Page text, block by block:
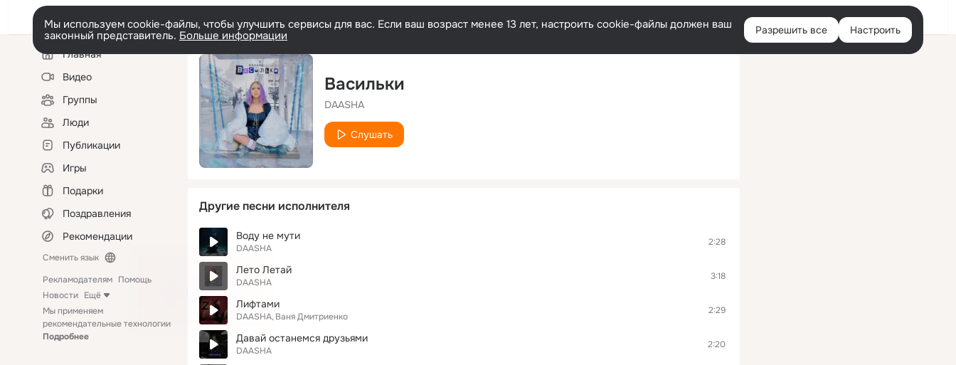
Войти
Мы используем cookie-файлы, чтобы улучшить сервисы для вас. Если ваш возраст менее 13 лет, настроить cookie-файлы должен ваш
законный представитель. Больше информации Разрешить все Настроить
Левая
колонкаГлавная
Видео
Группы
Люди
Публикации
Игры
Подарки
Поздравления
Рекомендации
Сменить язык
Рекламодателям Помощь
Новости Ещё
Мы применяем
рекомендательные технологии
Подробнее
Васильки
DAASHA
Слушать
Другие песни исполнителя
Воду не мути
DAASHA
2:28
Лето Летай
DAASHA
3:18
Лифтами
DAASHA Ваня Дмитриенко
2:29
Давай останемся друзьями
DAASHA
2:20